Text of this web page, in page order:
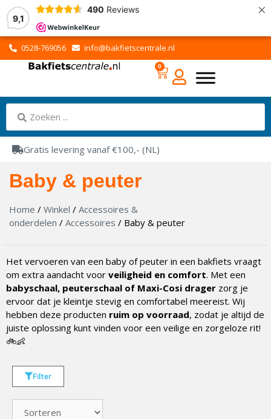
9,1
490 Reviews ×
0528-769056 info@bakfietscentrale.nl
0
Gratis levering vanaf €100,- (NL)
Baby & peuter
Home / Winkel / Accessoires &
onderdelen / Accessoires / Baby & peuter
Het vervoeren van een baby of peuter in een bakfiets vraagt
om extra aandacht voor veiligheid en comfort. Met een
babyschaal, peuterschaal of Maxi-Cosi drager zorg je
ervoor dat je kleintje stevig en comfortabel meereist. Wij
hebben deze producten ruim op voorraad, zodat je altijd de
juiste oplossing kunt vinden voor een veilige en zorgeloze rit!
🚲👶
Filter